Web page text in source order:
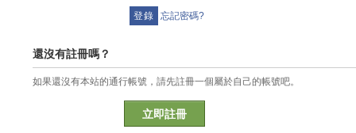
忘記密碼?
還沒有註冊嗎？
如果還沒有本站的通行帳號，請先註冊一個屬於自己的帳號吧。
立即註冊